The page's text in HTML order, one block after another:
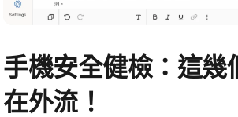
手機安全健檢：這幾
在外流！